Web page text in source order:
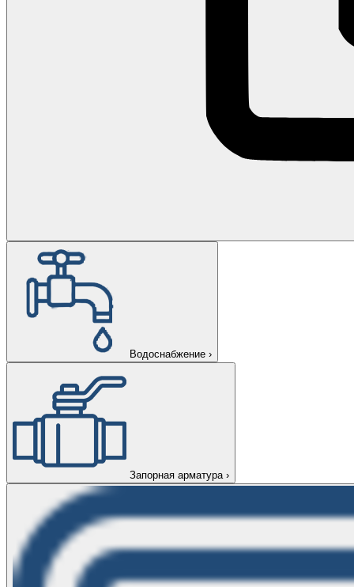
Водоснабжение ›
Запорная арматура ›